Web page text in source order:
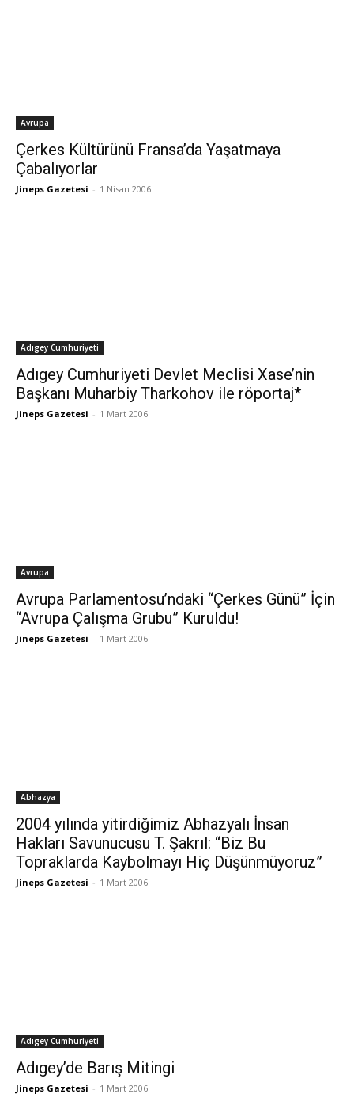
Avrupa
Çerkes Kültürünü Fransa’da Yaşatmaya
Çabalıyorlar
Jineps Gazetesi - 1 Nisan 2006
Adıgey Cumhuriyeti
Adıgey Cumhuriyeti Devlet Meclisi Xase’nin
Başkanı Muharbiy Tharkohov ile röportaj*
Jineps Gazetesi - 1 Mart 2006
Avrupa
Avrupa Parlamentosu’ndaki “Çerkes Günü” İçin
“Avrupa Çalışma Grubu” Kuruldu!
Jineps Gazetesi - 1 Mart 2006
Abhazya
2004 yılında yitirdiğimiz Abhazyalı İnsan
Hakları Savunucusu T. Şakrıl: “Biz Bu
Topraklarda Kaybolmayı Hiç Düşünmüyoruz”
Jineps Gazetesi - 1 Mart 2006
Adıgey Cumhuriyeti
Adıgey’de Barış Mitingi
Jineps Gazetesi - 1 Mart 2006